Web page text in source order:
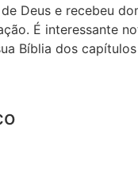
Deus e recebeu
É interessante
Bíblia dos